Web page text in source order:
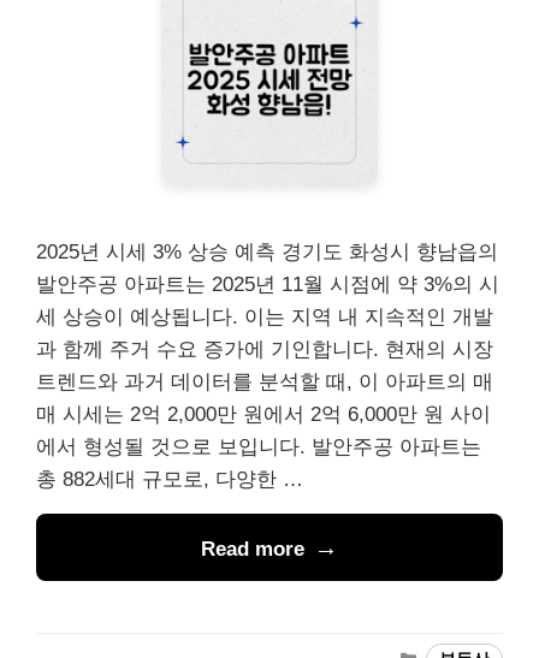
2025년 시세 3% 상승 예측 경기도 화성시 향남읍의
발안주공 아파트는 2025년 11월 시점에 약 3%의 시
세 상승이 예상됩니다. 이는 지역 내 지속적인 개발
과 함께 주거 수요 증가에 기인합니다. 현재의 시장
트렌드와 과거 데이터를 분석할 때, 이 아파트의 매
매 시세는 2억 2,000만 원에서 2억 6,000만 원 사이
에서 형성될 것으로 보입니다. 발안주공 아파트는
총 882세대 규모로, 다양한 …
Read more